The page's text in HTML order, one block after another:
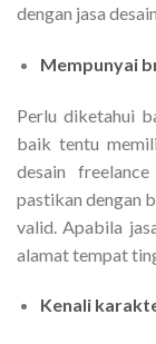
dengan jasa
Mempunyai
Perlu diketahui
baik tentu
desain
pastikan dengan
valid. Apabila
alamat tempat
Kenali